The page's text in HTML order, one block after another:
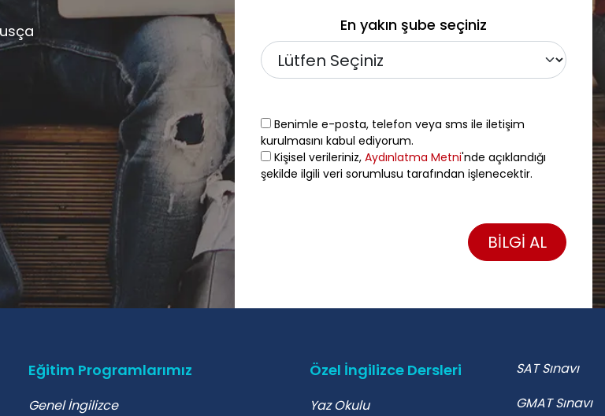
En yakın şube seçiniz
Benimle e-posta, telefon veya sms ile iletişim
kurulmasını kabul ediyorum.
Kişisel verileriniz, Aydınlatma Metni'nde açıklandığı
şekilde ilgili veri sorumlusu tarafından işlenecektir.
BİLGİ AL
Eğitim Programlarımız
Genel İngilizce
Özel İngilizce Dersleri
Yaz Okulu
SAT Sınavı
GMAT Sınavı